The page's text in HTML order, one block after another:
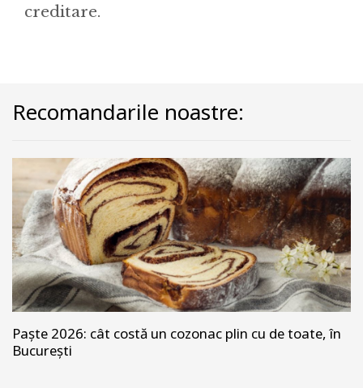
creditare.
Recomandarile noastre:
Paște 2026: cât costă un cozonac plin cu de toate, în
București